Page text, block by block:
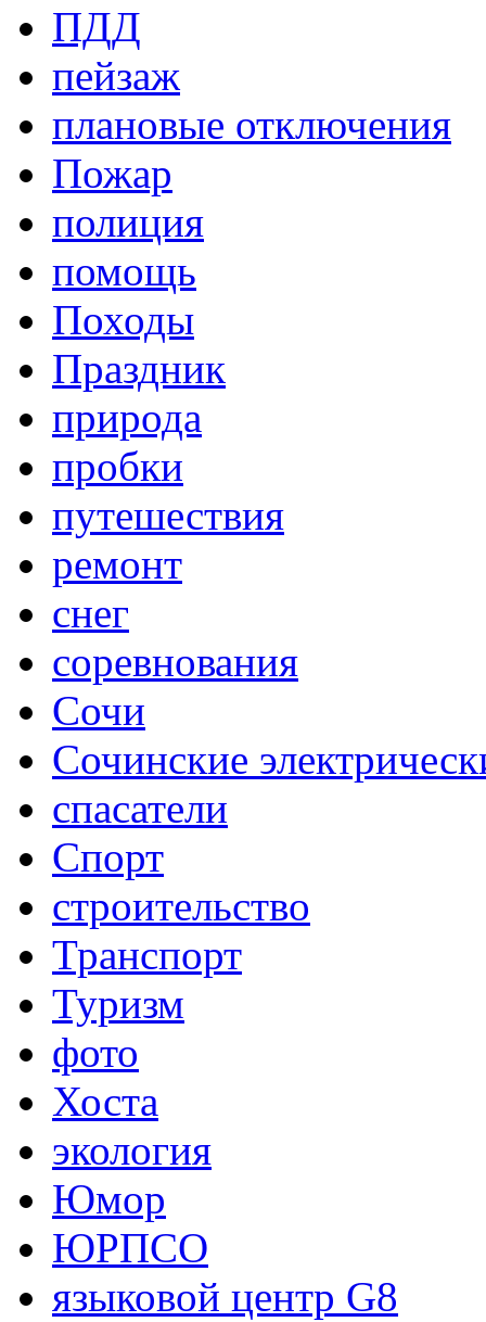
ПДД
пейзаж
плановые отключения
Пожар
полиция
помощь
Походы
Праздник
природа
пробки
путешествия
ремонт
снег
соревнования
Сочи
Сочинские
спасатели
Спорт
строительство
Транспорт
Туризм
фото
Хоста
экология
Юмор
ЮРПСО
языковой центр G8